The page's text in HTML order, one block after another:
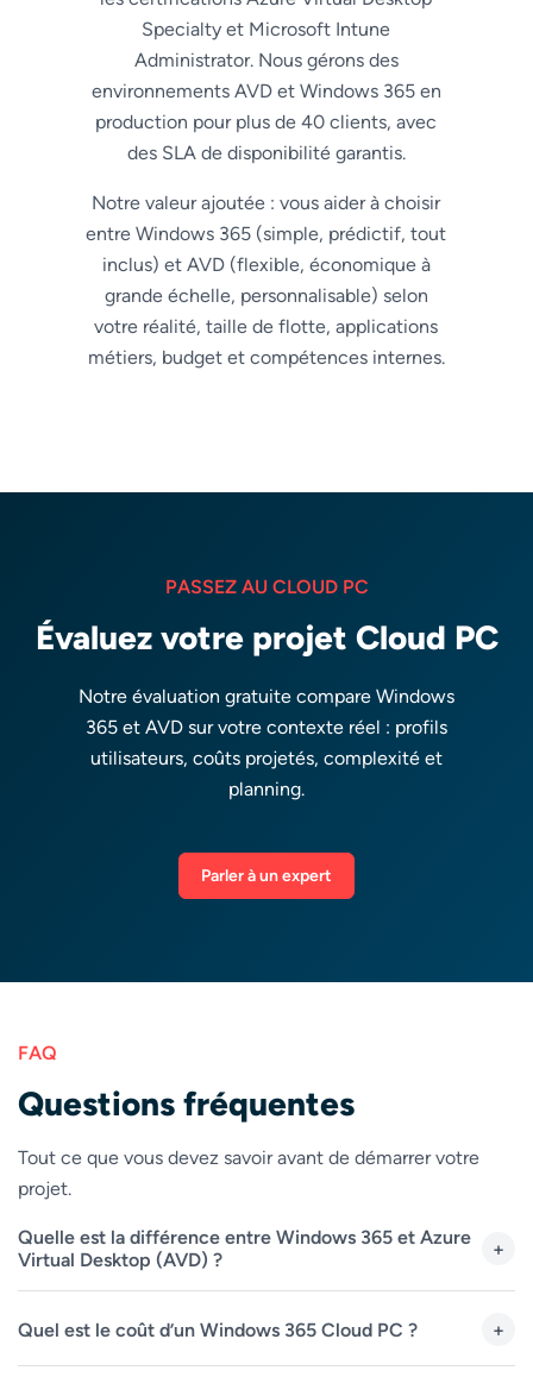
Specialty et Microsoft Intune
Administrator. Nous gérons des
environnements AVD et Windows 365 en
production pour plus de 40 clients, avec
des SLA de disponibilité garantis.
Notre valeur ajoutée : vous aider à choisir
entre Windows 365 (simple, prédictif, tout
inclus) et AVD (flexible, économique à
grande échelle, personnalisable) selon
votre réalité, taille de flotte, applications
métiers, budget et compétences internes.
PASSEZ AU CLOUD PC
Évaluez votre projet Cloud PC
Notre évaluation gratuite compare Windows
365 et AVD sur votre contexte réel : profils
utilisateurs, coûts projetés, complexité et
planning.
Parler à un expert
FAQ
Questions fréquentes
Tout ce que vous devez savoir avant de démarrer votre
projet.
Quelle est la différence entre Windows 365 et Azure
Virtual Desktop (AVD) ?
+
dédié par utilisateur, à prix fixe mensuel, géré via
Intune. AVD est plus flexible et économique à grande
Quel est le coût d’un Windows 365 Cloud PC ? +